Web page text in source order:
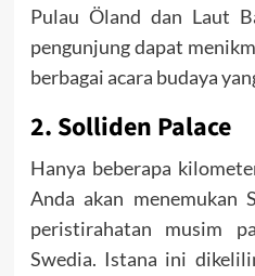
Pulau Öland dan Laut
pengunjung dapat
berbagai acara budaya
2. Solliden Palace
Hanya beberapa
Anda akan menemukan
peristirahatan musim
Swedia. Istana ini